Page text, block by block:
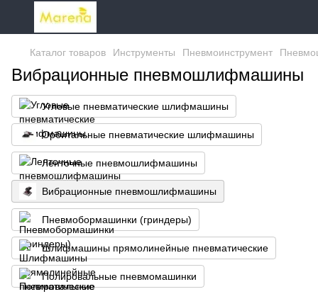
Каталог товаров Инструменты Пневмоинструмент
Вибрационные пневмошлифмашины
Угловые пневматические шлифмашины
Орбитальные пневматические шлифмашины
Ленточные пневмошлифмашины
Вибрационные пневмошлифмашины
Пневмобормашинки (гриндеры)
Шлифмашины прямолинейные пневматические
Полировальные пневмомашинки